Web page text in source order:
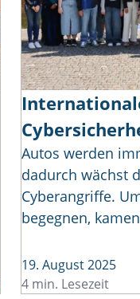
Autos werden
dadurch wächst
Cyberangriffe.
begegnen,
19. August 2025
4 min. Lesezeit